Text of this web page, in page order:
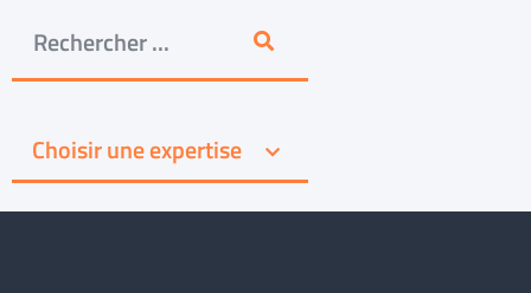
Choisir une expertise